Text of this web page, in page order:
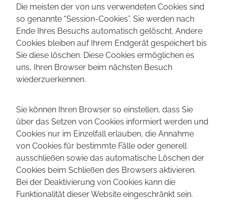
Die meisten der von uns verwendeten Cookies sind
so genannte “Session-Cookies”. Sie werden nach
Ende Ihres Besuchs automatisch gelöscht. Andere
Cookies bleiben auf Ihrem Endgerät gespeichert bis
Sie diese löschen. Diese Cookies ermöglichen es
uns, Ihren Browser beim nächsten Besuch
wiederzuerkennen.
Sie können Ihren Browser so einstellen, dass Sie
über das Setzen von Cookies informiert werden und
Cookies nur im Einzelfall erlauben, die Annahme
von Cookies für bestimmte Fälle oder generell
ausschließen sowie das automatische Löschen der
Cookies beim Schließen des Browsers aktivieren.
Bei der Deaktivierung von Cookies kann die
Funktionalität dieser Website eingeschränkt sein.